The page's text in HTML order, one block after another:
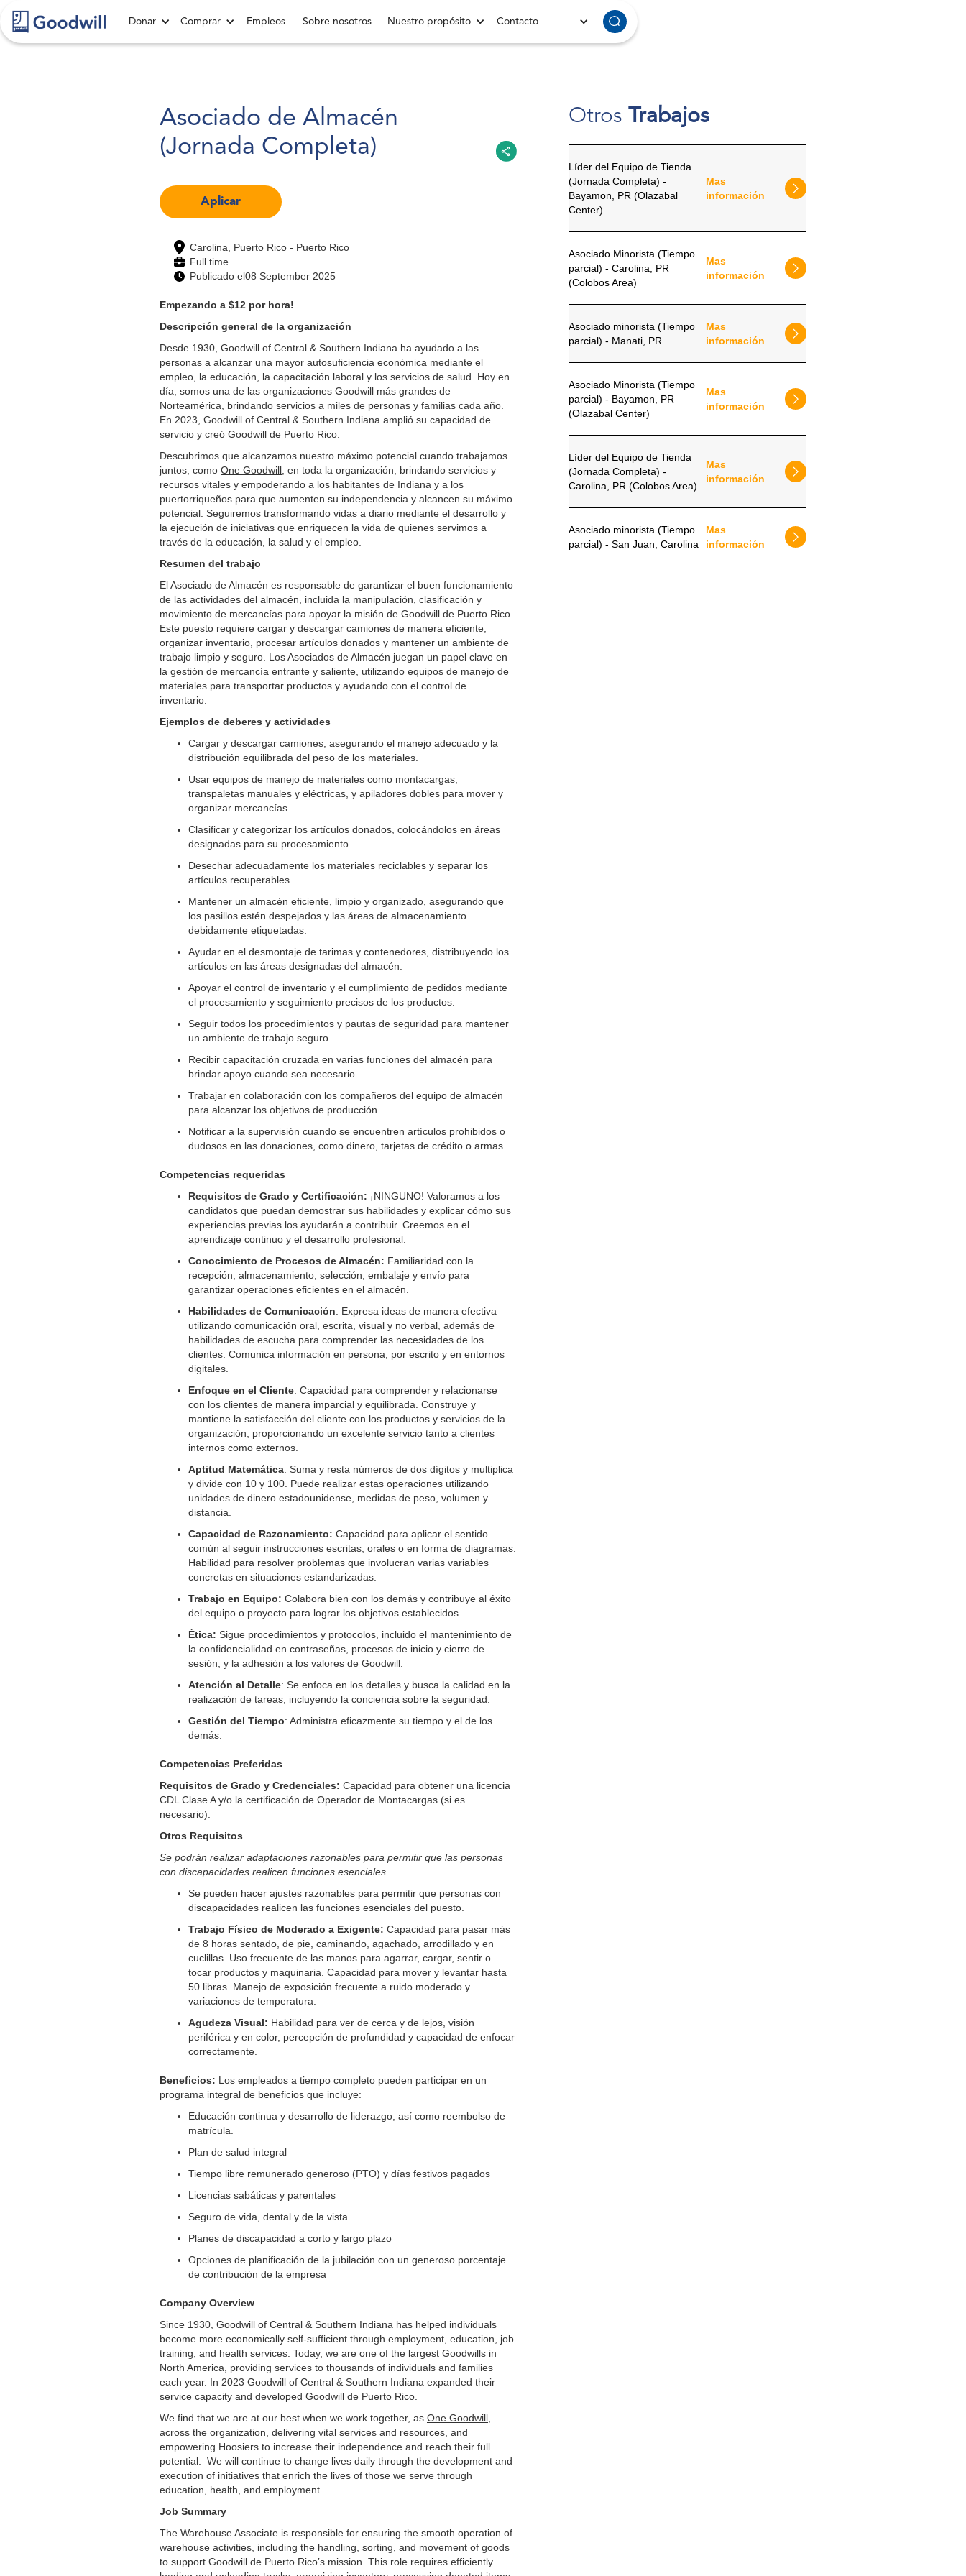
Donar Comprar Empleos Sobre nosotros Nuestro propósito Contacto
Asociado de Almacén
(Jornada Completa)
Aplicar
Carolina, Puerto Rico - Puerto Rico
Full time
Publicado el08 September 2025
Empezando a $12 por hora!
Descripción general de la organización
Desde 1930, Goodwill of Central & Southern Indiana ha ayudado a las
personas a alcanzar una mayor autosuficiencia económica mediante el
empleo, la educación, la capacitación laboral y los servicios de salud. Hoy en
día, somos una de las organizaciones Goodwill más grandes de
Norteamérica, brindando servicios a miles de personas y familias cada año.
En 2023, Goodwill of Central & Southern Indiana amplió su capacidad de
servicio y creó Goodwill de Puerto Rico.
Descubrimos que alcanzamos nuestro máximo potencial cuando trabajamos
juntos, como One Goodwill , en toda la organización, brindando servicios y
recursos vitales y empoderando a los habitantes de Indiana y a los
puertorriqueños para que aumenten su independencia y alcancen su máximo
potencial. Seguiremos transformando vidas a diario mediante el desarrollo y
la ejecución de iniciativas que enriquecen la vida de quienes servimos a
través de la educación, la salud y el empleo.
Resumen del trabajo
El Asociado de Almacén es responsable de garantizar el buen funcionamiento
de las actividades del almacén, incluida la manipulación, clasificación y
movimiento de mercancías para apoyar la misión de Goodwill de Puerto Rico.
Este puesto requiere cargar y descargar camiones de manera eficiente,
organizar inventario, procesar artículos donados y mantener un ambiente de
trabajo limpio y seguro. Los Asociados de Almacén juegan un papel clave en
la gestión de mercancía entrante y saliente, utilizando equipos de manejo de
materiales para transportar productos y ayudando con el control de
inventario.
Ejemplos de deberes y actividades
Cargar y descargar camiones, asegurando el manejo adecuado y la
distribución equilibrada del peso de los materiales.
Usar equipos de manejo de materiales como montacargas,
transpaletas manuales y eléctricas, y apiladores dobles para mover y
organizar mercancías.
Clasificar y categorizar los artículos donados, colocándolos en áreas
designadas para su procesamiento.
Desechar adecuadamente los materiales reciclables y separar los
artículos recuperables.
Mantener un almacén eficiente, limpio y organizado, asegurando que
los pasillos estén despejados y las áreas de almacenamiento
debidamente etiquetadas.
Ayudar en el desmontaje de tarimas y contenedores, distribuyendo los
artículos en las áreas designadas del almacén.
Apoyar el control de inventario y el cumplimiento de pedidos mediante
el procesamiento y seguimiento precisos de los productos.
Seguir todos los procedimientos y pautas de seguridad para mantener
un ambiente de trabajo seguro.
Recibir capacitación cruzada en varias funciones del almacén para
brindar apoyo cuando sea necesario.
Trabajar en colaboración con los compañeros del equipo de almacén
para alcanzar los objetivos de producción.
Notificar a la supervisión cuando se encuentren artículos prohibidos o
dudosos en las donaciones, como dinero, tarjetas de crédito o armas.
Competencias requeridas
Requisitos de Grado y Certificación: ¡NINGUNO! Valoramos a los
candidatos que puedan demostrar sus habilidades y explicar cómo sus
experiencias previas los ayudarán a contribuir. Creemos en el
aprendizaje continuo y el desarrollo profesional.
Conocimiento de Procesos de Almacén: Familiaridad con la
recepción, almacenamiento, selección, embalaje y envío para
garantizar operaciones eficientes en el almacén.
Habilidades de Comunicación: Expresa ideas de manera efectiva
utilizando comunicación oral, escrita, visual y no verbal, además de
habilidades de escucha para comprender las necesidades de los
clientes. Comunica información en persona, por escrito y en entornos
digitales.
Enfoque en el Cliente: Capacidad para comprender y relacionarse
con los clientes de manera imparcial y equilibrada. Construye y
mantiene la satisfacción del cliente con los productos y servicios de la
organización, proporcionando un excelente servicio tanto a clientes
internos como externos.
Aptitud Matemática: Suma y resta números de dos dígitos y multiplica
y divide con 10 y 100. Puede realizar estas operaciones utilizando
unidades de dinero estadounidense, medidas de peso, volumen y
distancia.
Capacidad de Razonamiento: Capacidad para aplicar el sentido
común al seguir instrucciones escritas, orales o en forma de diagramas.
Habilidad para resolver problemas que involucran varias variables
concretas en situaciones estandarizadas.
Trabajo en Equipo: Colabora bien con los demás y contribuye al éxito
del equipo o proyecto para lograr los objetivos establecidos.
Ética: Sigue procedimientos y protocolos, incluido el mantenimiento de
la confidencialidad en contraseñas, procesos de inicio y cierre de
sesión, y la adhesión a los valores de Goodwill.
Atención al Detalle: Se enfoca en los detalles y busca la calidad en la
realización de tareas, incluyendo la conciencia sobre la seguridad.
Gestión del Tiempo: Administra eficazmente su tiempo y el de los
demás.
Competencias Preferidas
Requisitos de Grado y Credenciales: Capacidad para obtener una licencia
CDL Clase A y/o la certificación de Operador de Montacargas (si es
necesario).
Otros Requisitos
Se podrán realizar adaptaciones razonables para permitir que las personas
con discapacidades realicen funciones esenciales.
Se pueden hacer ajustes razonables para permitir que personas con
discapacidades realicen las funciones esenciales del puesto.
Trabajo Físico de Moderado a Exigente: Capacidad para pasar más
de 8 horas sentado, de pie, caminando, agachado, arrodillado y en
cuclillas. Uso frecuente de las manos para agarrar, cargar, sentir o
tocar productos y maquinaria. Capacidad para mover y levantar hasta
50 libras. Manejo de exposición frecuente a ruido moderado y
variaciones de temperatura.
Agudeza Visual: Habilidad para ver de cerca y de lejos, visión
periférica y en color, percepción de profundidad y capacidad de enfocar
correctamente.
Beneficios: Los empleados a tiempo completo pueden participar en un
programa integral de beneficios que incluye:
Educación continua y desarrollo de liderazgo, así como reembolso de
matrícula.
Plan de salud integral
Tiempo libre remunerado generoso (PTO) y días festivos pagados
Licencias sabáticas y parentales
Seguro de vida, dental y de la vista
Planes de discapacidad a corto y largo plazo
Opciones de planificación de la jubilación con un generoso porcentaje
de contribución de la empresa
Company Overview
Since 1930, Goodwill of Central & Southern Indiana has helped individuals
become more economically self-sufficient through employment, education, job
training, and health services. Today, we are one of the largest Goodwills in
North America, providing services to thousands of individuals and families
each year. In 2023 Goodwill of Central & Southern Indiana expanded their
service capacity and developed Goodwill de Puerto Rico.
We find that we are at our best when we work together, as One Goodwill
across the organization, delivering vital services and resources, and
empowering Hoosiers to increase their independence and reach their full
potential. We will continue to change lives daily through the development and
execution of initiatives that enrich the lives of those we serve through
education, health, and employment.
Job Summary
The Warehouse Associate is responsible for ensuring the smooth operation of
warehouse activities, including the handling, sorting, and movement of goods
to support Goodwill de Puerto Rico’s mission. This role requires efficiently
Otros Trabajos
Líder del Equipo de Tienda
(Jornada Completa) -
Bayamon, PR (Olazabal
Center)
Mas
información
Asociado Minorista (Tiempo
parcial) - Carolina, PR
(Colobos Area)
Mas
información
Asociado minorista (Tiempo
parcial) - Manati, PR
Mas
información
Asociado Minorista (Tiempo
parcial) - Bayamon, PR
(Olazabal Center)
Mas
información
Líder del Equipo de Tienda
(Jornada Completa) -
Carolina, PR (Colobos Area)
Mas
información
Asociado minorista (Tiempo
parcial) - San Juan, Carolina
Mas
información